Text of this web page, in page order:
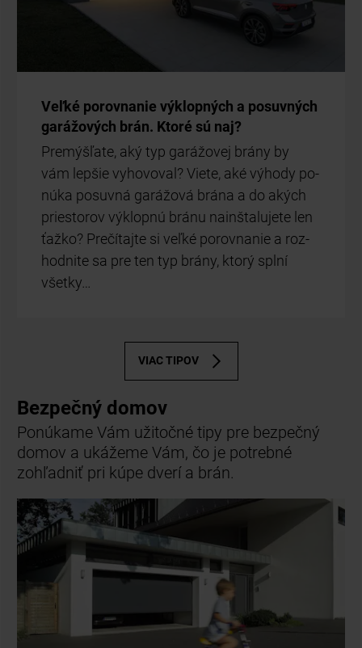
Veľ­ké po­rov­na­nie vý­klop­ných a po­suv­ných
ga­rá­žo­vých brán. Kto­ré sú naj?
Pre­mýš­ľa­te, aký typ ga­rá­žo­vej brá­ny by
vám lep­šie vy­ho­vo­val? Vie­te, aké vý­ho­dy po­
nú­ka po­suv­ná ga­rá­žo­vá brá­na a do akých
pries­to­rov vý­klop­nú brá­nu na­in­šta­lu­je­te len
ťaž­ko? Pre­čí­taj­te si veľ­ké po­rov­na­nie a roz­
hod­ni­te sa pre ten typ brá­ny, kto­rý spl­ní
všet­ky…
VIAC TIPOV
Bezpečný domov
Ponúkame Vám užitočné tipy pre bezpečný
domov a ukážeme Vám, čo je potrebné
zohľadniť pri kúpe dverí a brán.